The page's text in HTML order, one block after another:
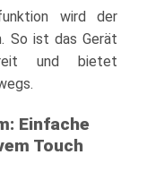
wird der
So ist das Gerät
und bietet
Einfache
Touch